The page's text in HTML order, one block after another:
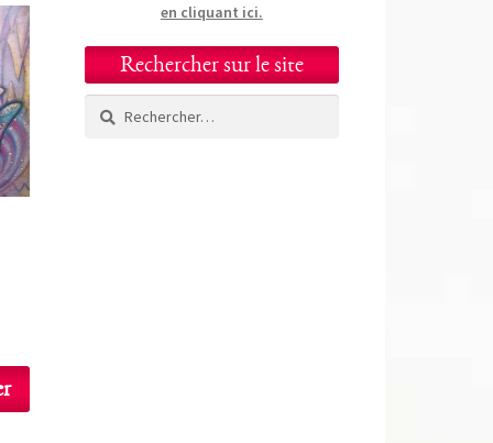
en cliquant ici.
Rechercher sur le site
Rechercher :